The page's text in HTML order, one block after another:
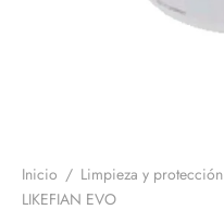
Inicio / Limpieza y protección
LIKEFIAN EVO